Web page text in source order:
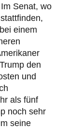
Senat, wo
einem
den
und
als fünf
noch sehr
seine